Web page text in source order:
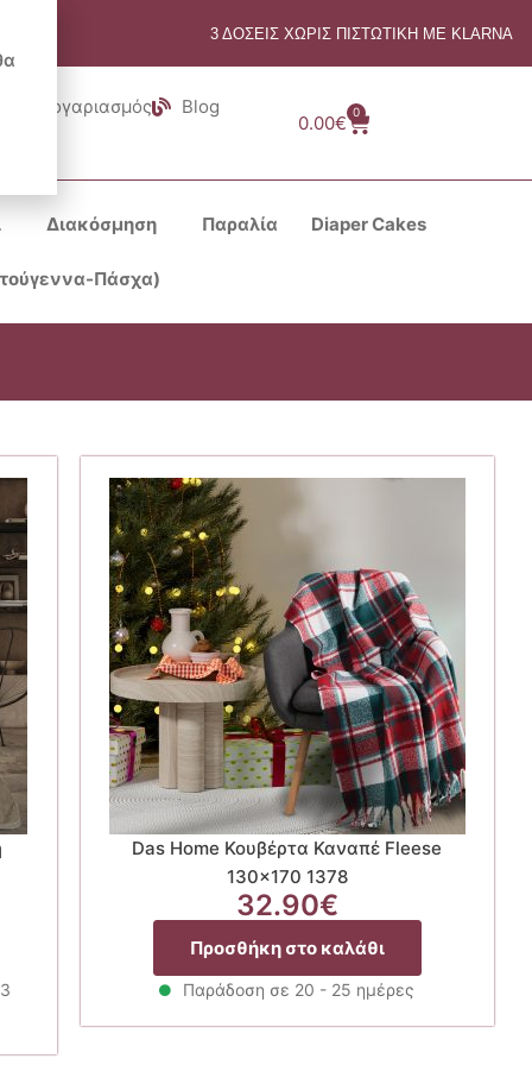
3 ΔΟΣΕΙΣ ΧΩΡΙΣ ΠΙΣΤΩΤΙΚΗ ΜΕ KLARNA
Λογαριασμός Blog
0.00€
0
Cart
Διακόσμηση Παραλία Diaper Cakes
Πάσχα)
Das Home Κουβέρτα Καναπέ Fleese
130×170 1378
32.90€
Προσθήκη στο καλάθι
Παράδοση σε 20 - 25 ημέρες